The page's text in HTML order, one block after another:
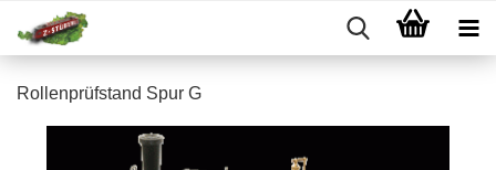
Rollenprüfstand Spur G